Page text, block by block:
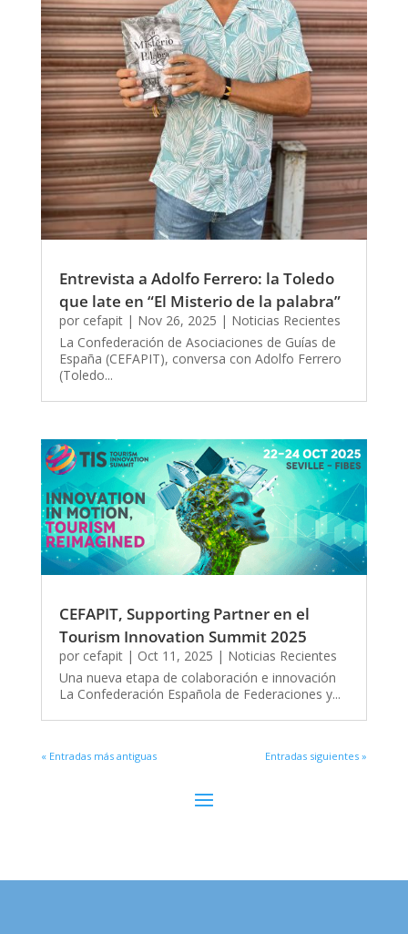
Entrevista a Adolfo Ferrero: la Toledo
que late en “El Misterio de la palabra”
por cefapit| Nov 26, 2025 | Noticias Recientes
La Confederación de Asociaciones de Guías de
España (CEFAPIT), conversa con Adolfo Ferrero
(Toledo...
CEFAPIT, Supporting Partner en el
Tourism Innovation Summit 2025
por cefapit| Oct 11, 2025 | Noticias Recientes
Una nueva etapa de colaboración e innovación
La Confederación Española de Federaciones y...
« Entradas más antiguas Entradas siguientes »